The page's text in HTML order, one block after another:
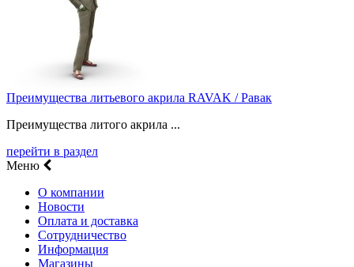
Преимущества литьевого акрила RAVAK / Равак
Преимущества литого акрила ...
перейти в раздел
Меню
О компании
Новости
Оплата и доставка
Сотрудничество
Информация
Магазины